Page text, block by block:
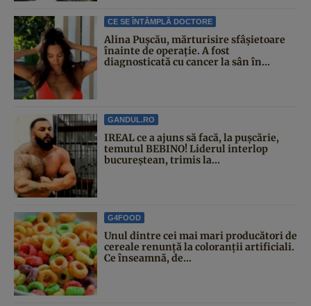
CE SE ÎNTÂMPLĂ DOCTORE
Alina Pușcău, mărturisire sfâșietoare
înainte de operație. A fost
diagnosticată cu cancer la sân în...
GANDUL.RO
IREAL ce a ajuns să facă, la pușcărie,
temutul BEBINO! Liderul interlop
bucureștean, trimis la...
G4FOOD
Unul dintre cei mai mari producători de
cereale renunță la coloranții artificiali.
Ce înseamnă, de...